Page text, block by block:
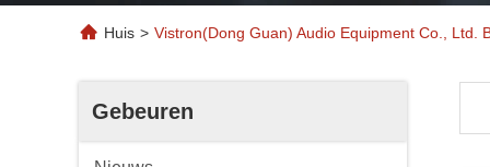
Huis > Vistron(Dong Guan) Audio Equipment Co., Ltd.
Gebeuren